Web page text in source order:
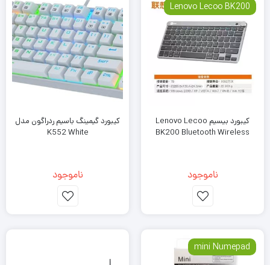
Lenovo Lecoo BK200
کیبورد بیسیم Lenovo Lecoo
BK200 Bluetooth Wireless
ناموجود
کیبورد گیمینگ باسیم ردراگون مدل
K552 White
ناموجود
mini Numepad